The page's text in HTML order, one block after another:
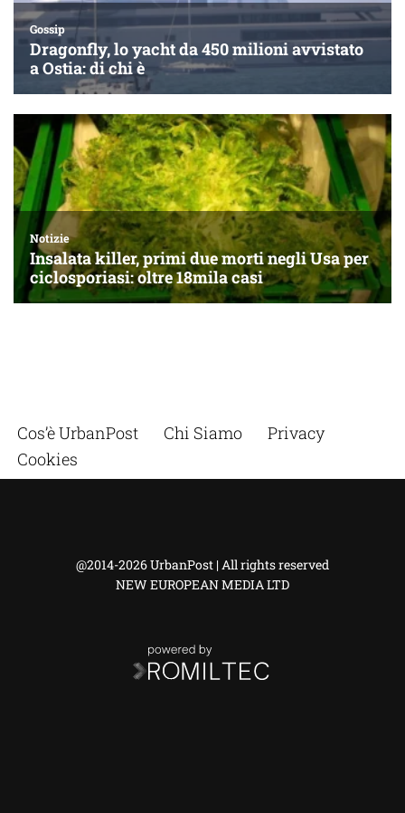
Cos’è UrbanPost Chi Siamo
Privacy
Cookies
@2014-2026 UrbanPost | All rights reserved
NEW EUROPEAN MEDIA LTD